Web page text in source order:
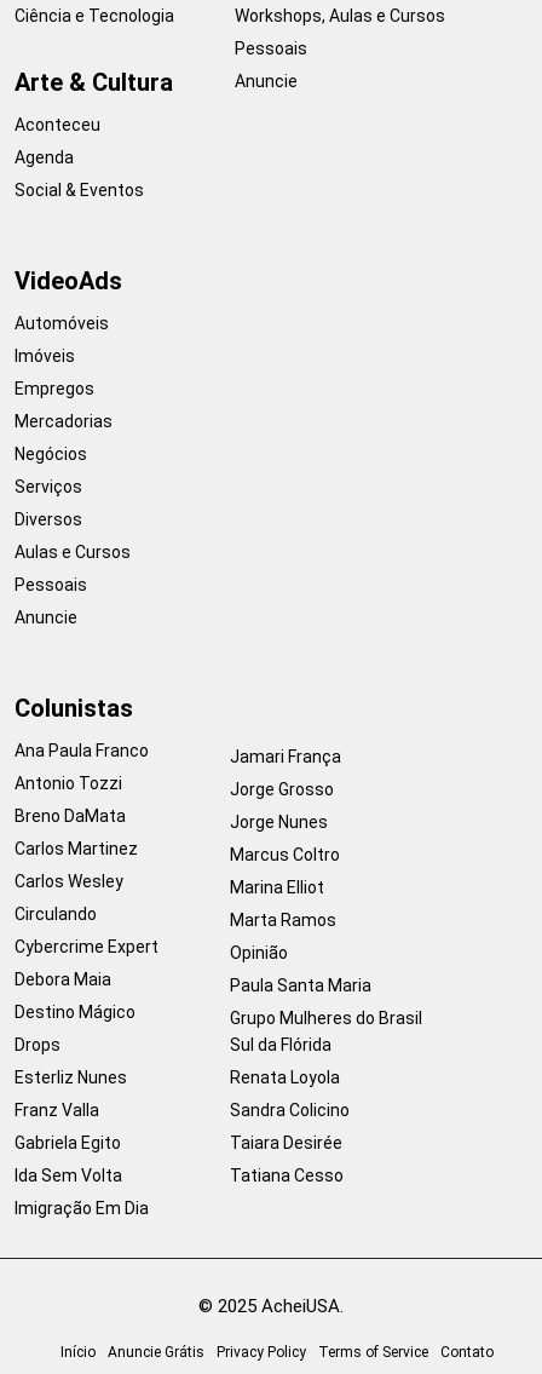
Ciência e Tecnologia
Arte & Cultura
Aconteceu
Agenda
Social & Eventos
Workshops, Aulas e Cursos
Pessoais
Anuncie
VideoAds
Automóveis
Imóveis
Empregos
Mercadorias
Negócios
Serviços
Diversos
Aulas e Cursos
Pessoais
Anuncie
Colunistas
Ana Paula Franco
Antonio Tozzi
Breno DaMata
Carlos Martinez
Carlos Wesley
Circulando
Cybercrime Expert
Debora Maia
Destino Mágico
Drops
Esterliz Nunes
Franz Valla
Gabriela Egito
Ida Sem Volta
Imigração Em Dia
Jamari França
Jorge Grosso
Jorge Nunes
Marcus Coltro
Marina Elliot
Marta Ramos
Opinião
Paula Santa Maria
Grupo Mulheres do Brasil
Sul da Flórida
Renata Loyola
Sandra Colicino
Taiara Desirée
Tatiana Cesso
© 2025 AcheiUSA.
Início Anuncie Grátis Privacy Policy Terms of Service Contato